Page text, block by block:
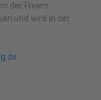
der Freien
und wird in der